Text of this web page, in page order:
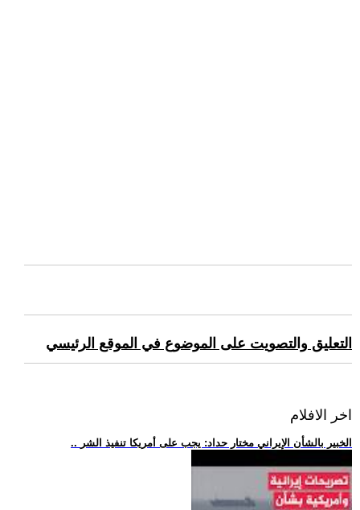
التعليق والتصويت على الموضوع في الموقع الرئيسي
اخر الافلام
.. الخبير بالشأن الإيراني مختار حداد: يجب على أمريكا تنفيذ الشر